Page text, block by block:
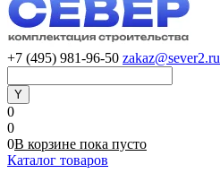
+7 (495) 981-96-50 zakaz@sever2.ru
0
0
0В корзине пока пусто
Каталог товаров